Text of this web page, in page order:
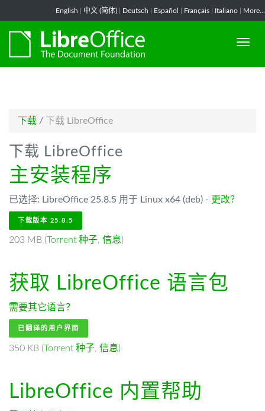
English 中文 (简体) Deutsch Español Français Italiano More...
下载 / 下载 LibreOffice
下载 LibreOffice
主安装程序
已选择: LibreOffice 25.8.5 用于 Linux x64 (deb) - 更改？
下载版本 25.8.5
203 MB (Torrent 种子, 信息)
获取 LibreOffice 语言包
需要其它语言？
已翻译的用户界面
350 KB (Torrent 种子, 信息)
LibreOffice 内置帮助